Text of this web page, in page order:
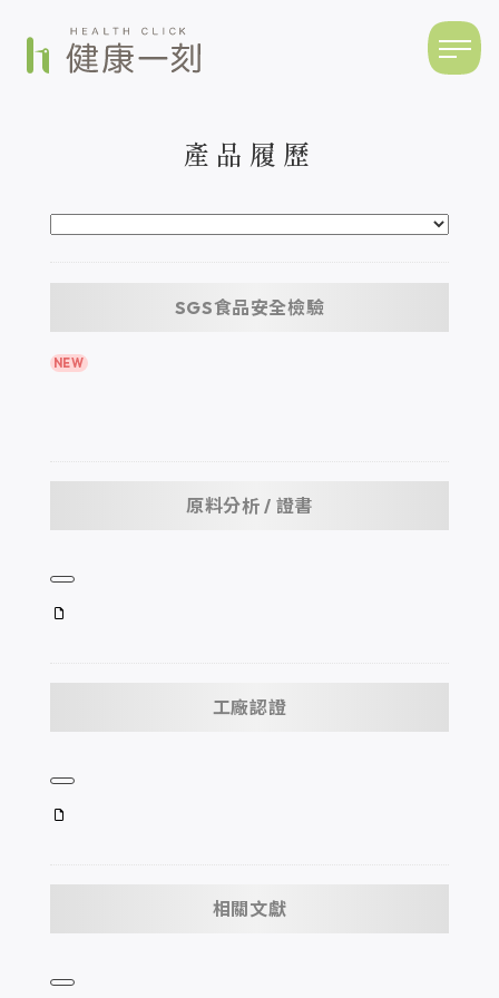
產品履歷
SGS食品安全檢驗
NEW
原料分析 / 證書
工廠認證
相關文獻